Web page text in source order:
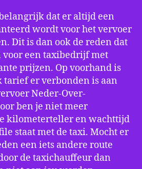
dat er altijd een
wordt voor het vervoer
Dit is dan ook de reden dat
voor een taxibedrijf met
prijzen. Op voorhand is
er verbonden is aan
Neder-Over-
ben je niet meer
kilometerteller en wachttijd
staat met de taxi. Mocht er
een iets andere route
de taxichauffeur dan